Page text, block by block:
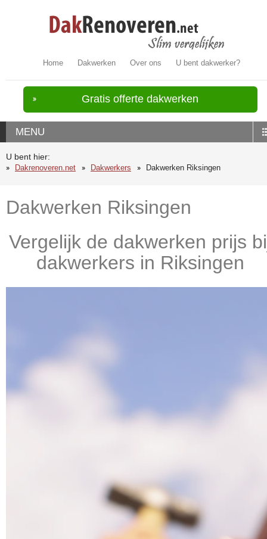
Home Dakwerken Over ons U bent dakwerker?
Gratis offerte dakwerken
MENU
U bent hier:
Dakrenoveren.net
Dakwerkers Dakwerken Riksingen
Dakwerken Riksingen
Vergelijk de dakwerken prijs
dakwerkers in Riksingen